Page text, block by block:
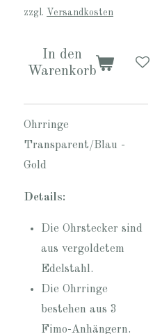
zzgl. Versandkosten
In den
Warenkorb
Ohrringe
Transparent/Blau -
Gold
Details:
Die Ohrstecker sind
aus vergoldetem
Edelstahl.
Die Ohrringe
bestehen aus 3
Fimo-Anhängern.